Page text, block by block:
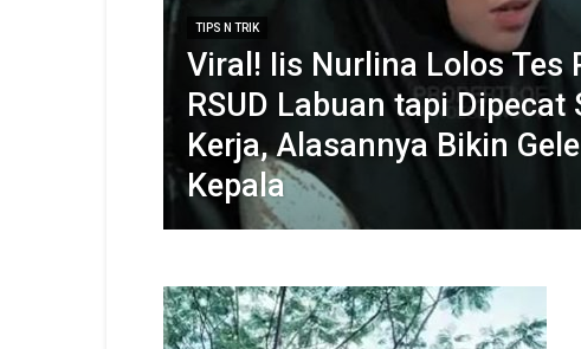
TIPS N TRIK
Viral! Iis Nurlina Lolos Tes
RSUD Labuan tapi Dipecat
Kerja, Alasannya Bikin
Kepala